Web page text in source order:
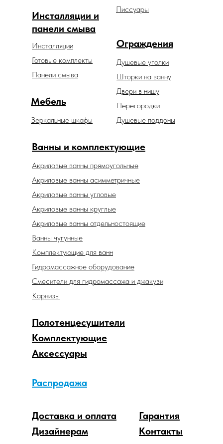
Ванны и комплектующие
Акриловые ванны прямоугольные
Зеркальные шкафы
Мебель
Ограждения
Душевые уголки
Шторки на ванну
Двери в нишу
Перегородки
Аксессуары
Распродажа
Комплектующие
Дизайнерам
Доставка и оплата
Гарантия
Контакты
Душевые поддоны
Акриловые ванны отдельностоящие
Акриловые ванны асимметричные
Акриловые ванны угловые
Акриловые ванны круглые
Ванны чугунные
Комплектующие для ванн
Гидромассажное оборудование
Смесители для гидромассажа и джакузи
Карнизы
Полотенцесушители
Инсталляции и
панели смыва
Инсталляции
Готовые комплекты
Панели смыва
Писсуары